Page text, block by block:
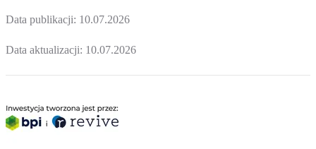
Data publikacji: 10.07.2026
Data aktualizacji: 10.07.2026